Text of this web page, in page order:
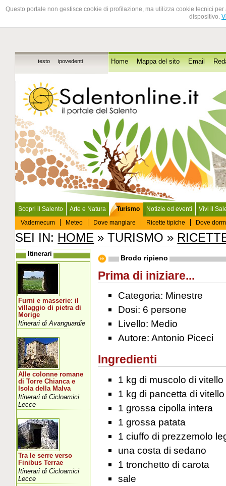
Questo portale non gestisce cookie di profilazione, ma utilizza cookie tecnici
dispositivo.
testo ipovedenti Home Mappa del sito Email
Scopri il Salento Arte e Natura
Turismo
Vademecum
Meteo Dove mangiare Ricette tipiche Dove
Notizie ed eventi Vivi il
SEI IN: HOME » TURISMO »
Brodo ripieno
Prima di iniziare...
Categoria: Minestre
Dosi: 6 persone
Livello: Medio
Autore: Antonio Piceci
Ingredienti
1 kg di muscolo di vitello
1 kg di pancetta di vitello
1 grossa cipolla intera
1 grossa patata
1 ciuffo di prezzemolo
una costa di sedano
1 tronchetto di carota
sale
Itinerari
Furni e masserie: il
villaggio di pietra di
Morige
Itinerari di Avanguardie
Alle colonne romane
di Torre Chianca e
Isola della Malva
Itinerari di Cicloamici
Lecce
Tra le serre verso
Finibus Terrae
Itinerari di Cicloamici
Lecce